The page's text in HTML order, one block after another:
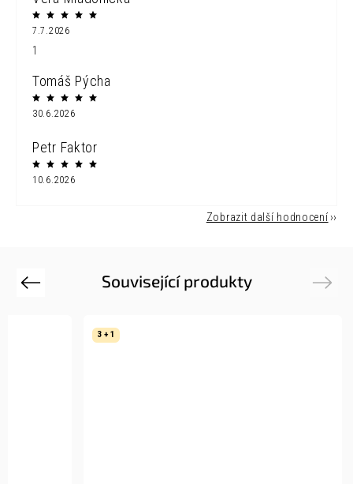
7.7.2026
1
Tomáš Pýcha
30.6.2026
Petr Faktor
10.6.2026
Zobrazit další hodnocení
Související produkty
Previous
3 + 1
Next